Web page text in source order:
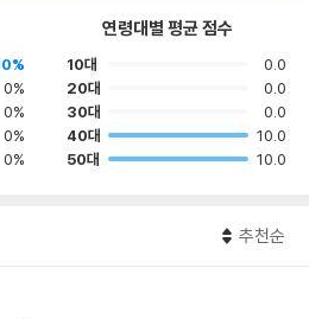
0%
0%
0%
0%
연령대별 평균 점수
10대
0.0
20대
0.0
30대
0.0
40대
10.0
50대
10.0
추천순